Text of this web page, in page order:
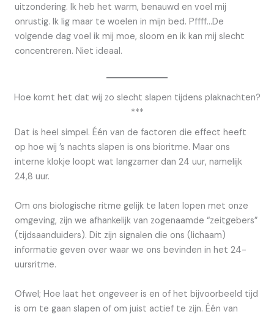
uitzondering. Ik heb het warm, benauwd en voel mij
onrustig. Ik lig maar te woelen in mijn bed. Pffff…De
volgende dag voel ik mij moe, sloom en ik kan mij slecht
concentreren. Niet ideaal.
Hoe komt het dat wij zo slecht slapen tijdens plaknachten?
***
Dat is heel simpel. Één van de factoren die effect heeft
op hoe wij ’s nachts slapen is ons bioritme. Maar ons
interne klokje loopt wat langzamer dan 24 uur, namelijk
24,8 uur.
Om ons biologische ritme gelijk te laten lopen met onze
omgeving, zijn we afhankelijk van zogenaamde “zeitgebers”
(tijdsaanduiders). Dit zijn signalen die ons (lichaam)
informatie geven over waar we ons bevinden in het 24-
uursritme.
Ofwel; Hoe laat het ongeveer is en of het bijvoorbeeld tijd
is om te gaan slapen of om juist actief te zijn. Één van